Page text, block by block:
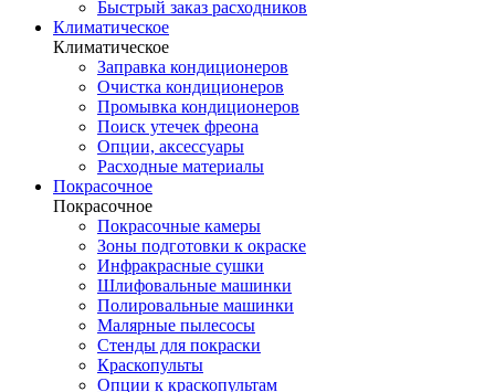
Быстрый заказ расходников
Климатическое
Климатическое
Заправка кондиционеров
Очистка кондиционеров
Промывка кондиционеров
Поиск утечек фреона
Опции, аксессуары
Расходные материалы
Покрасочное
Покрасочное
Покрасочные камеры
Зоны подготовки к окраске
Инфракрасные сушки
Шлифовальные машинки
Полировальные машинки
Малярные пылесосы
Стенды для покраски
Краскопульты
Опции к краскопультам